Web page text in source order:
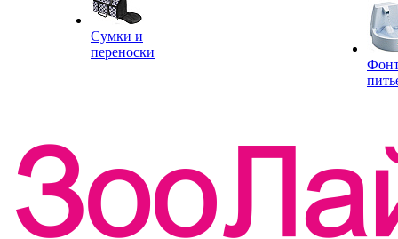
Сумки и
переноски